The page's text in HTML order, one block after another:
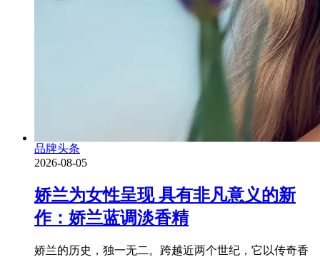
品牌头条
2026-08-05
娇兰为女性呈现 具有非凡意义的新
作：娇兰蓝调淡香精
娇兰的历史，独一无二。跨越近两个世纪，它以传奇香